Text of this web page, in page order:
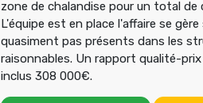
zone de chalandise pour un total de
L'équipe est en place l'affaire se
quasiment pas présents dans les
raisonnables. Un rapport qualité-
inclus 308 000€.